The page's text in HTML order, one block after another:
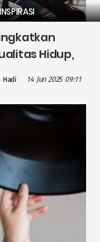
INSPIRASI
Hidup,
Lifelong
Hadi 14 Jun 2025 09:11